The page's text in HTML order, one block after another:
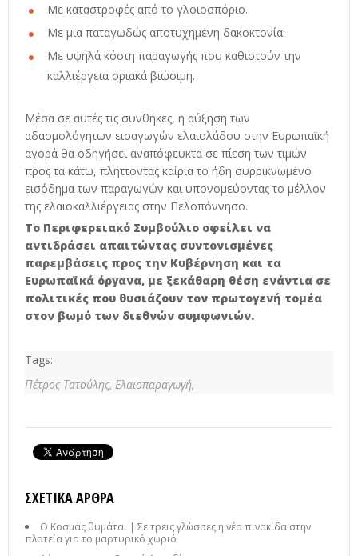
Mε καταστροφές από το γλοιοσπόριο.
Mε μια παταγωδώς αποτυχημένη δακοκτονία.
Mε υψηλά κόστη παραγωγής που καθιστούν την
καλλιέργεια οριακά βιώσιμη.
Μέσα σε αυτές τις συνθήκες, η αύξηση των
αδασμολόγητων εισαγωγών ελαιολάδου στην Ευρωπαϊκή
αγορά θα οδηγήσει αναπόφευκτα σε πίεση των τιμών
προς τα κάτω, πλήττοντας καίρια το ήδη συρρικνωμένο
εισόδημα των παραγωγών και υπονομεύοντας το μέλλον
της ελαιοκαλλιέργειας στην Πελοπόννησο.
Το Περιφερειακό Συμβούλιο οφείλει να
αντιδράσει απαιτώντας συντονισμένες
παρεμβάσεις προς την Κυβέρνηση και τα
Ευρωπαϊκά όργανα, με ξεκάθαρη θέση ενάντια σε
πολιτικές που θυσιάζουν τον πρωτογενή τομέα
στον βωμό των διεθνών συμφωνιών.
Tags:
Πέτρος Τατούλης, Ελαιοπαραγωγή,
ΣΧΕΤΙΚΆ ΆΡΘΡΑ
Ο Κοσμάς θυμάται | Σε τρεις γλώσσες η νέα πινακίδα στην
πλατεία για το μαρτυρικό χωριό